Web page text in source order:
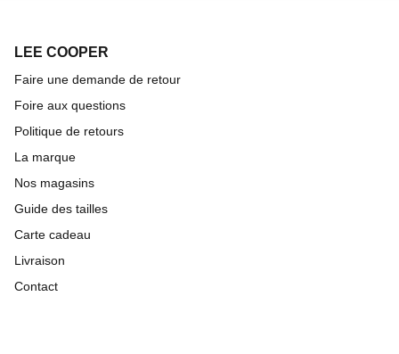
LEE COOPER
Faire une demande de retour
Foire aux questions
Politique de retours
La marque
Nos magasins
Guide des tailles
Carte cadeau
Livraison
Contact